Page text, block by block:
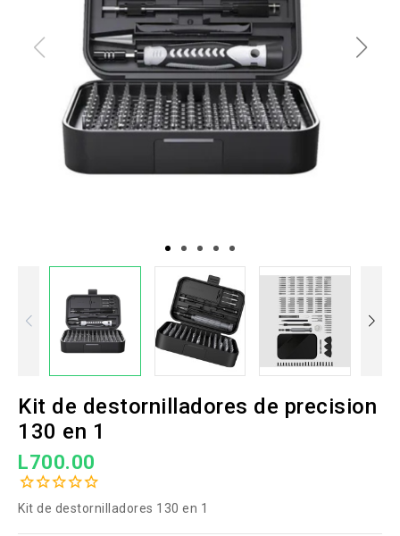
Kit de destornilladores de precision
130 en 1
L700.00
Kit de destornilladores 130 en 1